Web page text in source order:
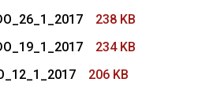
238 KB
234 KB
206 KB